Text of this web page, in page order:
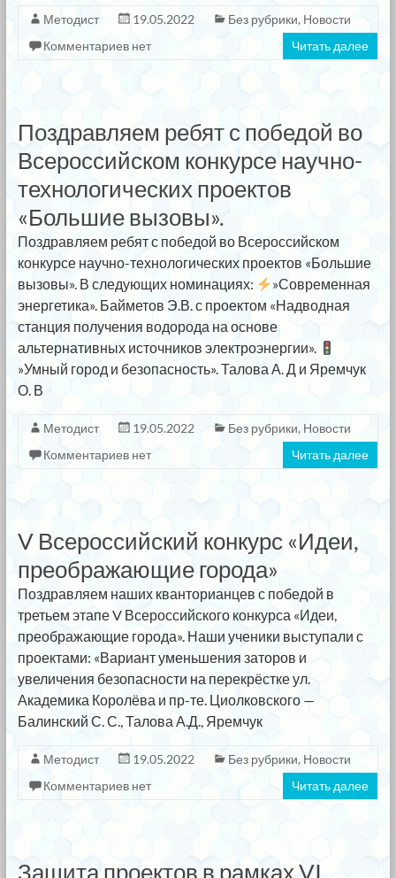
Методист 19.05.2022 Без рубрики, Новости
Комментариев нет
Читать далее
Поздравляем ребят с победой во
Всероссийском конкурсе научно-
технологических проектов
«Большие вызовы».
Поздравляем ребят с победой во Всероссийском
конкурсе научно-технологических проектов «Большие
вызовы». В следующих номинациях:
»Современная
энергетика». Байметов Э.В. с проектом «Надводная
станция получения водорода на основе
альтернативных источников электроэнергии».
»Умный город и безопасность». Талова А. Д и Яремчук
О. В
Методист 19.05.2022 Без рубрики, Новости
Комментариев нет
Читать далее
V Всероссийский конкурс «Идеи,
преображающие города»
Поздравляем наших кванторианцев с победой в
третьем этапе V Всероссийского конкурса «Идеи,
преображающие города». Наши ученики выступали с
проектами: «Вариант уменьшения заторов и
увеличения безопасности на перекрёстке ул.
Академика Королёва и пр-те. Циолковского —
Балинский С. С., Талова А.Д., Яремчук
Методист 19.05.2022 Без рубрики, Новости
Комментариев нет
Читать далее
Защита проектов в рамках VI